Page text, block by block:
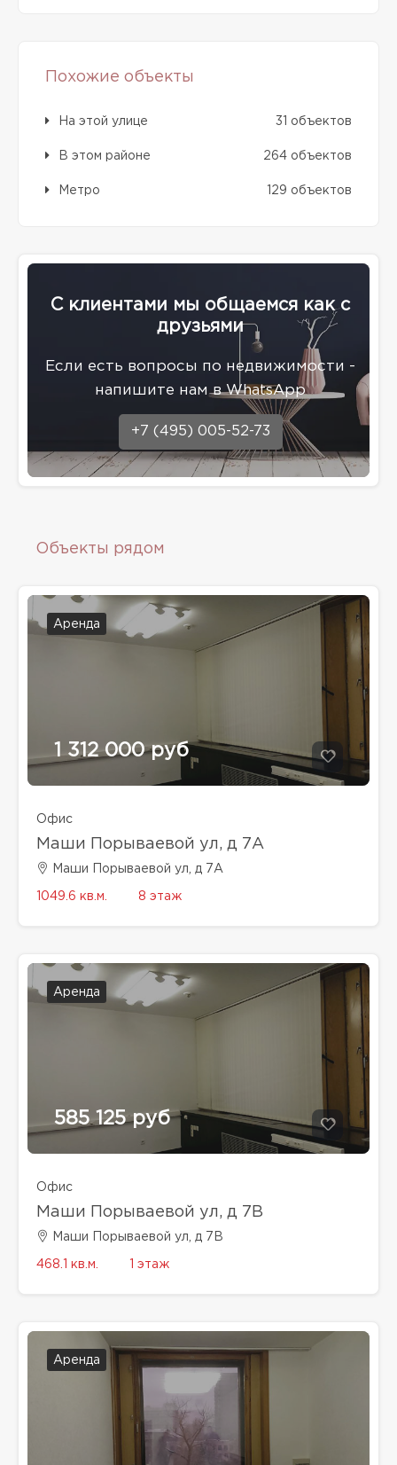
Похожие объекты
На этой улице 31 объектов
В этом районе 264 объектов
Метро 129 объектов
С клиентами мы общаемся как с
друзьями
Eсли есть вопросы по недвижимости -
напишите нам в WhatsApp
+7 (495) 005-52-73
Объекты рядом
Аренда
1 312 000 руб
Офис
Маши Порываевой ул, д 7А
Маши Порываевой ул, д 7А
1049.6 кв.м. 8 этаж
Аренда
585 125 руб
Офис
Маши Порываевой ул, д 7В
Маши Порываевой ул, д 7В
468.1 кв.м. 1 этаж
Аренда